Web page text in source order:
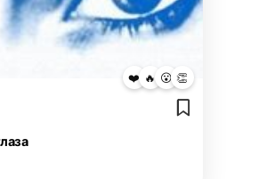
❤️ 🔥 😮 👏